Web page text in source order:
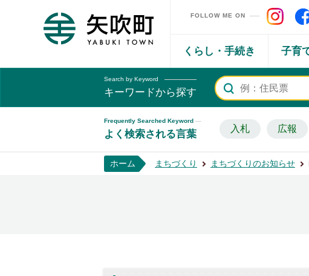
矢吹町ホームページ
FOLLOW ME ON 矢
くらし・手続き 子育
Search by Keyword
キーワードから探す
Frequently Searched Keyword
よく検索される言葉 入札 広報
ホーム まちづくり まちづくりのお知らせ